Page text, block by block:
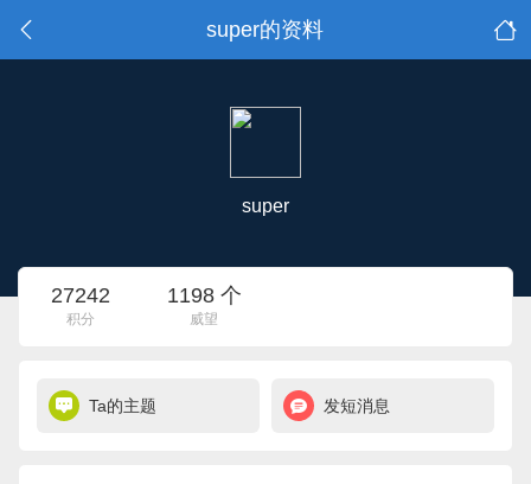
super的资料
super
27242
积分
1198 个
威望
Ta的主题 发短消息